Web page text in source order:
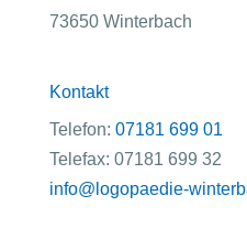
73650 Winterbach
Kontakt
Telefon: 07181 699 01
Telefax: 07181 699 32
info@logopaedie-